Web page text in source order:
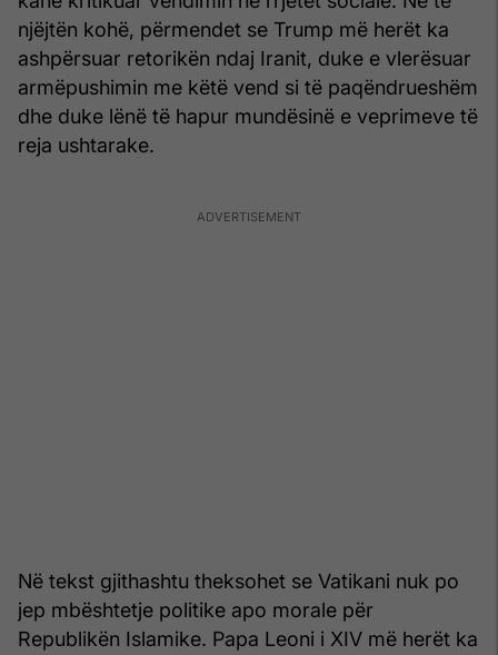
njëjtën kohë, përmendet se Trump më herët ka
ashpërsuar retorikën ndaj Iranit, duke e vlerësuar
armëpushimin me këtë vend si të paqëndrueshëm
dhe duke lënë të hapur mundësinë e veprimeve të
reja ushtarake.
Në tekst gjithashtu theksohet se Vatikani nuk po
jep mbështetje politike apo morale për
Republikën Islamike. Papa Leoni i XIV më herët ka